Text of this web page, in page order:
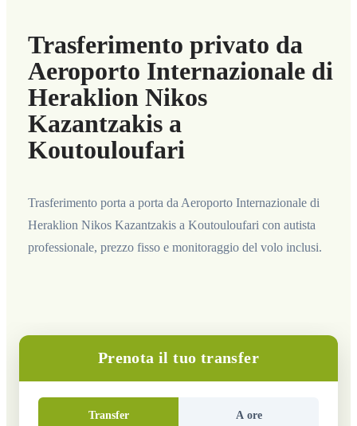
Trasferimento privato da
Aeroporto Internazionale di
Heraklion Nikos
Kazantzakis a
Koutouloufari
Trasferimento porta a porta da Aeroporto Internazionale di
Heraklion Nikos Kazantzakis a Koutouloufari con autista
professionale, prezzo fisso e monitoraggio del volo inclusi.
Prenota il tuo transfer
Transfer A ore